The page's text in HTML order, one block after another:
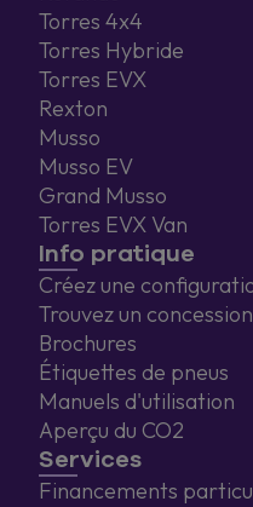
Torres 4x4
Torres Hybride
Torres EVX
Rexton
Musso
Musso EV
Grand Musso
Torres EVX Van
Info pratique
Créez une
Trouvez un
Brochures
Étiquettes de pneus
Manuels d'utilisation
Aperçu du CO2
Services
Financements